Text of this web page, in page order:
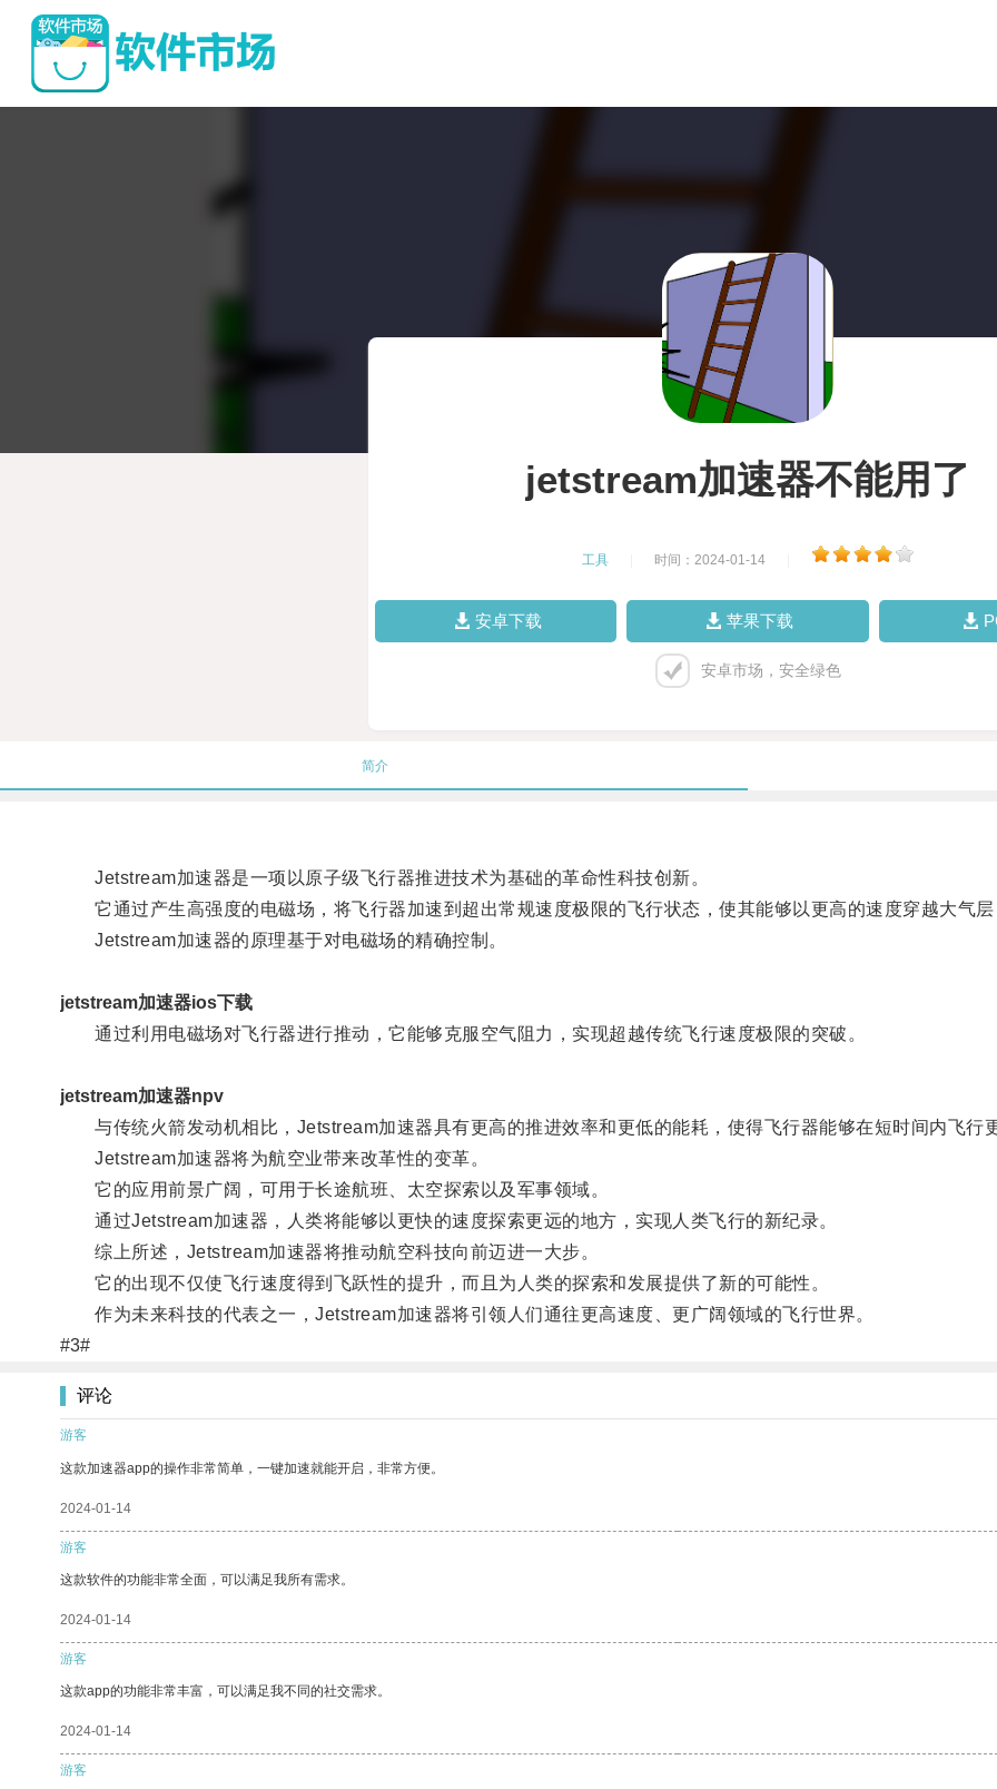
jetstream加速器不能用了
工具 时间：2024-01-14
安卓下载 苹果下载
安卓市场，安全绿色
简介
Jetstream加速器是一项以原子级飞行器推进技术为基础的革命性科技创新。
它通过产生高强度的电磁场，将飞行器加速到超出常规速度极限的飞行状态，使其能够以更高的速度穿越大气层
Jetstream加速器的原理基于对电磁场的精确控制。
jetstream加速器ios下载
通过利用电磁场对飞行器进行推动，它能够克服空气阻力，实现超越传统飞行速度极限的突破。
jetstream加速器npv
与传统火箭发动机相比，Jetstream加速器具有更高的推进效率和更低的能耗，使得飞行器能够在短时间内飞行更
Jetstream加速器将为航空业带来改革性的变革。
它的应用前景广阔，可用于长途航班、太空探索以及军事领域。
通过Jetstream加速器，人类将能够以更快的速度探索更远的地方，实现人类飞行的新纪录。
综上所述，Jetstream加速器将推动航空科技向前迈进一大步。
它的出现不仅使飞行速度得到飞跃性的提升，而且为人类的探索和发展提供了新的可能性。
作为未来科技的代表之一，Jetstream加速器将引领人们通往更高速度、更广阔领域的飞行世界。
#3#
评论
游客
这款加速器app的操作非常简单，一键加速就能开启，非常方便。
2024-01-14
游客
这款软件的功能非常全面，可以满足我所有需求。
2024-01-14
游客
这款app的功能非常丰富，可以满足我不同的社交需求。
2024-01-14
游客